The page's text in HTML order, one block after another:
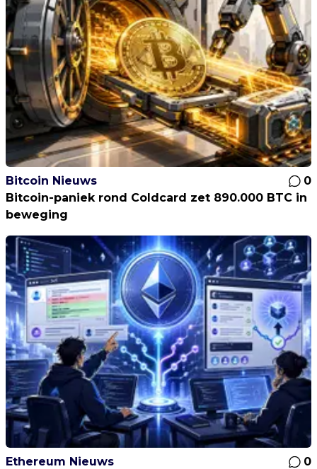
Bitcoin Nieuws
0
Bitcoin-paniek rond Coldcard zet 890.000 BTC in
beweging
Ethereum Nieuws
0